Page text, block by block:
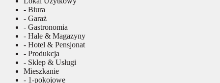
- Biura
- Garaż
- Gastronomia
- Hale & Magazyny
- Hotel & Pensjonat
- Produkcja
- Sklep & Usługi
Mieszkanie
- 1-pokojowe